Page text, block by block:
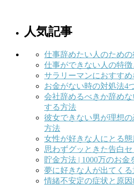
人気記事
仕事辞めたい人のため
仕事ができない人の特
サラリーマンにおすすめ
お金がない時の対処法4
会社辞めるべきか辞め
する方法
彼女できない男が理想
方法
女性が好きな人にとる態
思わずグッときた告白
貯金方法 | 1000万のお
夢に好きな人が出てくる
情緒不安定の症状と原因